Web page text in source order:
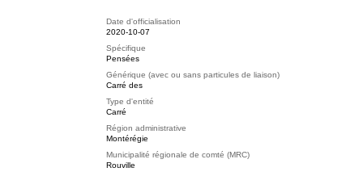
Date d'officialisation
2020-10-07
Spécifique
Pensées
Générique (avec ou sans particules de liaison)
Carré des
Type d'entité
Carré
Région administrative
Montérégie
Municipalité régionale de comté (MRC)
Rouville